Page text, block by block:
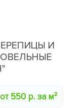
И
от 550 р. за м²